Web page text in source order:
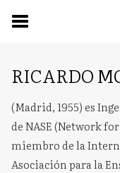
RICARDO
(Madrid, 1955) es
de NASE (Network
miembro de la
Asociación para la